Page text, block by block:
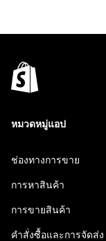
หมวดหมู่แอป
ช่องทางการขาย
การหาสินค้า
การขายสินค้า
คำสั่งซื้อและการจัดส่ง